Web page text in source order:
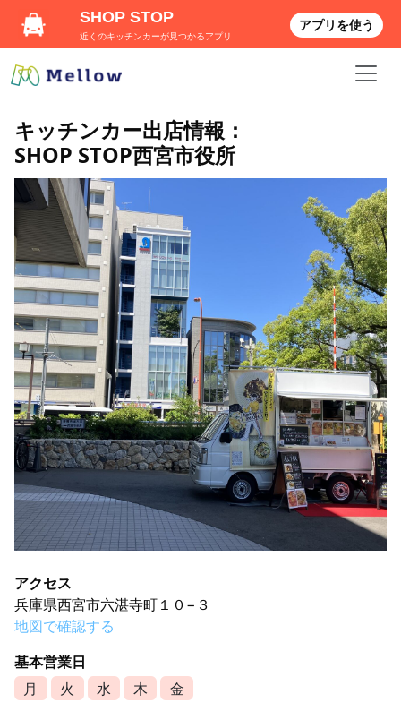
キッチンカー出店情報：
SHOP STOP西宮市役所
アクセス
兵庫県西宮市六湛寺町１０−３
地図で確認する
基本営業日
月
火 水 木
金
SHOP STOP
近くのキッチンカーが見つかるアプリ
アプリを使う